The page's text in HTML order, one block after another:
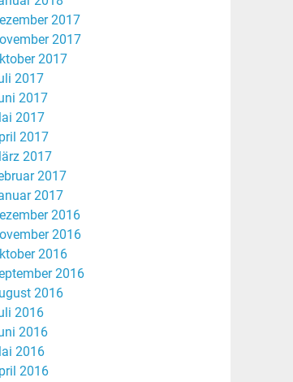
2017
2017
2017
2017
2017
2017
2017
2017
2017
2017
2016
2016
2016
2016
2016
2016
2016
2016
2016